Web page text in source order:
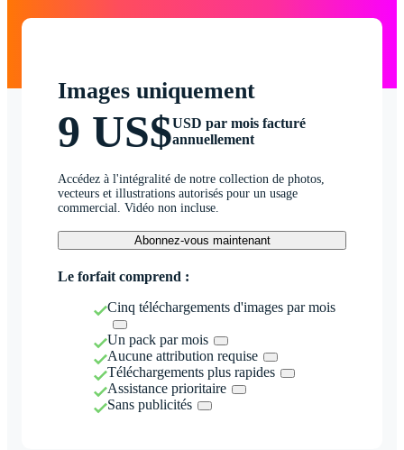
Images uniquement
9 US$USD par mois facturé
annuellement
Accédez à l'intégralité de notre collection de photos,
vecteurs et illustrations autorisés pour un usage
commercial. Vidéo non incluse.
Abonnez-vous maintenant
Le forfait comprend :
Cinq téléchargements d'images par mois
Un pack par mois
Aucune attribution requise
Téléchargements plus rapides
Assistance prioritaire
Sans publicités